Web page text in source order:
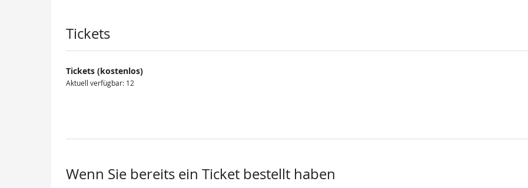
Produkte
Tickets
Tickets (kostenlos)
Aktuell verfügbar: 12
Wenn Sie bereits ein Ticket bestellt haben